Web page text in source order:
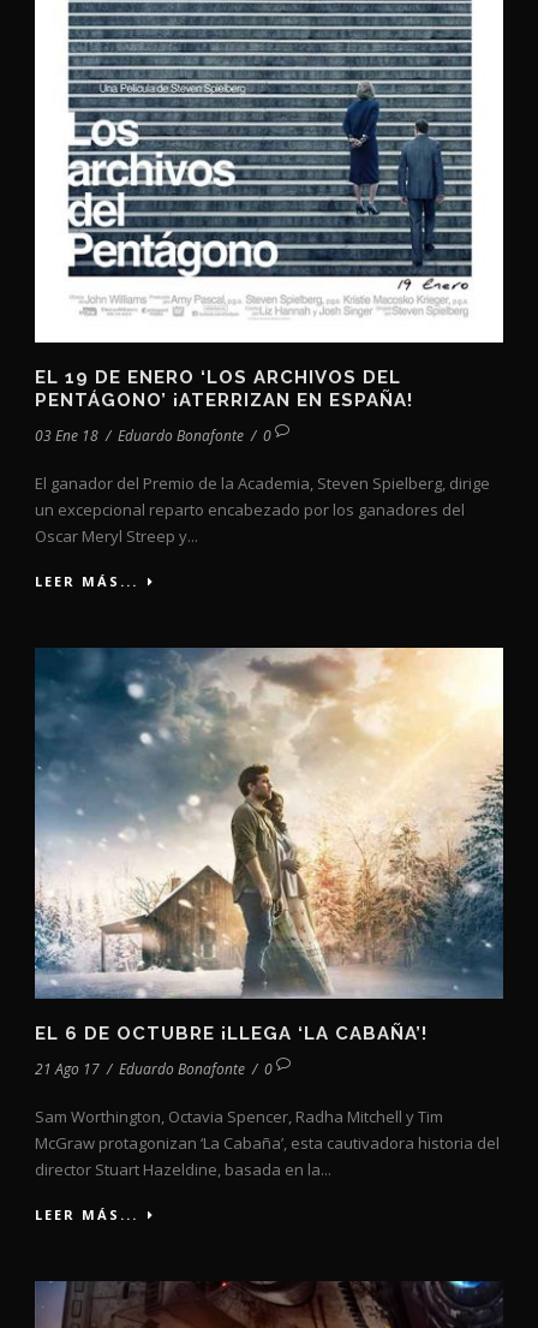
EL 19 DE ENERO ‘LOS ARCHIVOS DEL
PENTÁGONO’ ¡ATERRIZAN EN ESPAÑA!
03 Ene 18 / Eduardo Bonafonte / 0
El ganador del Premio de la Academia, Steven Spielberg, dirige
un excepcional reparto encabezado por los ganadores del
Oscar Meryl Streep y...
LEER MÁS...
EL 6 DE OCTUBRE ¡LLEGA ‘LA CABAÑA’!
21 Ago 17 / Eduardo Bonafonte / 0
Sam Worthington, Octavia Spencer, Radha Mitchell y Tim
McGraw protagonizan ‘La Cabaña’, esta cautivadora historia del
director Stuart Hazeldine, basada en la...
LEER MÁS...